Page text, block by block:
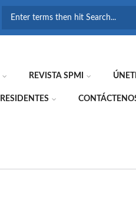
REVISTA SPMI
RESIDENTES